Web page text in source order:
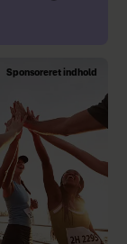
Sponsoreret indhold